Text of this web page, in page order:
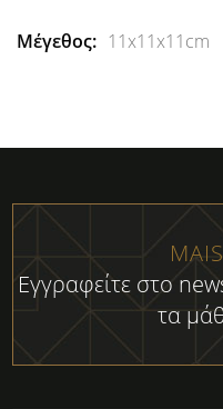
11x11x11cm
Εγγραφείτε στο
τα